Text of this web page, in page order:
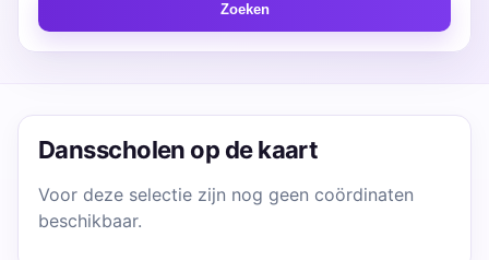
Zoeken
Dansscholen op de kaart
Voor deze selectie zijn nog geen coördinaten
beschikbaar.